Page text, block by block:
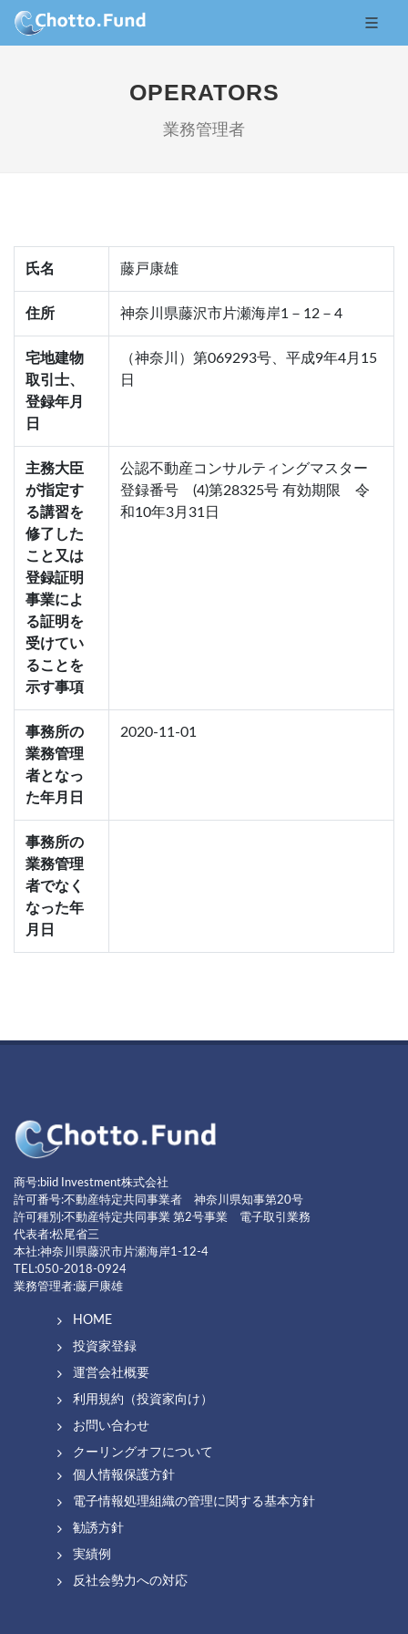
OPERATORS
業務管理者
氏名 藤戸康雄
住所 神奈川県藤沢市片瀬海岸1－12－4
宅地建物
取引士、
登録年月
日
（神奈川）第069293号、平成9年4月15
日
主務大臣
が指定す
る講習を
修了した
こと又は
登録証明
事業によ
る証明を
受けてい
ることを
示す事項
公認不動産コンサルティングマスター
登録番号 (4)第28325号 有効期限 令
和10年3月31日
事務所の
業務管理
者となっ
た年月日
2020-11-01
事務所の
業務管理
者でなく
なった年
月日
商号:biid Investment株式会社
許可番号:不動産特定共同事業者 神奈川県知事第20号
許可種別:不動産特定共同事業 第2号事業 電子取引業務
代表者:松尾省三
本社:神奈川県藤沢市片瀬海岸1-12-4
TEL:050-2018-0924
業務管理者:藤戸康雄
HOME
投資家登録
運営会社概要
利用規約（投資家向け）
お問い合わせ
クーリングオフについて
個人情報保護方針
電子情報処理組織の管理に関する基本方針
勧誘方針
実績例
反社会勢力への対応